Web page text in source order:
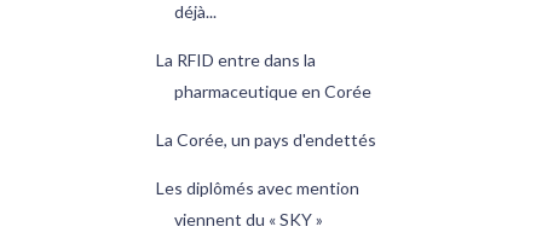
déjà...
La RFID entre dans la
pharmaceutique en Corée
La Corée, un pays d'endettés
Les diplômés avec mention
viennent du « SKY »